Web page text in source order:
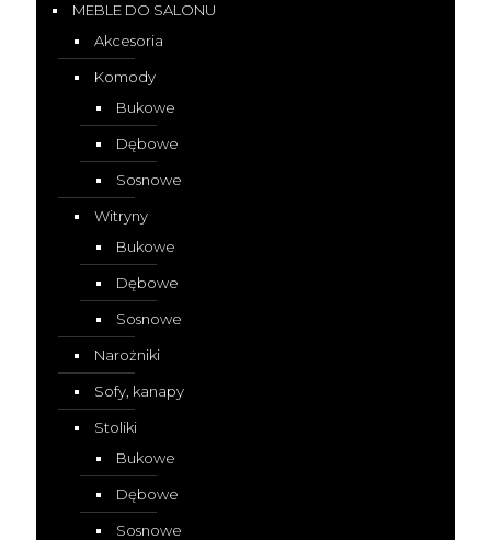
MEBLE DO SALONU
Akcesoria
Komody
Bukowe
Dębowe
Sosnowe
Witryny
Bukowe
Dębowe
Sosnowe
Narożniki
Sofy, kanapy
Stoliki
Bukowe
Dębowe
Sosnowe